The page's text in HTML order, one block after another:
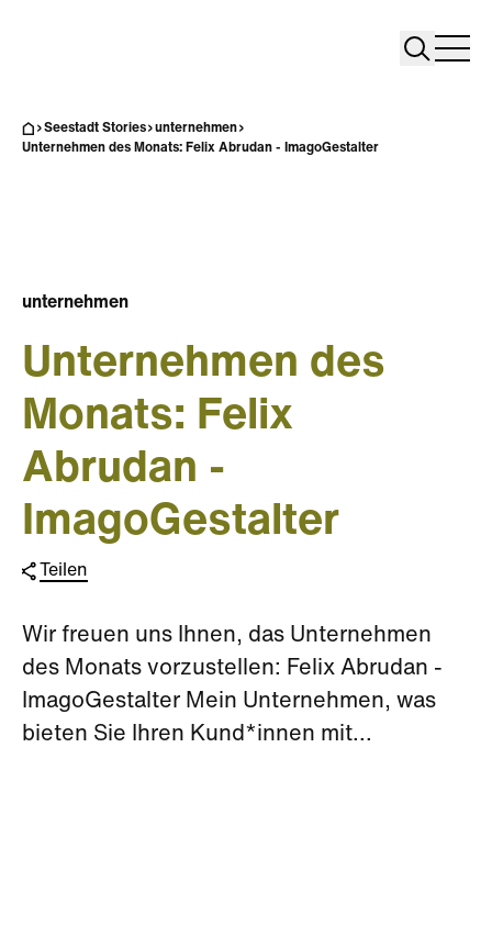
Search
Seestadt Stories
unternehmen
Unternehmen des Monats: Felix Abrudan - ImagoGestalter
unternehmen
Unternehmen des
Monats: Felix
Abrudan -
ImagoGestalter
Teilen
Wir freuen uns Ihnen, das Unternehmen
des Monats vorzustellen: Felix Abrudan -
ImagoGestalter Mein Unternehmen, was
bieten Sie Ihren Kund*innen mit...